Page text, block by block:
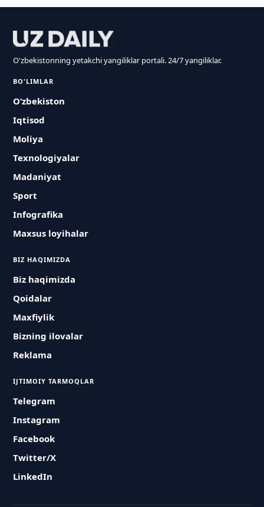
O'zbekistonning yetakchi yangiliklar portali. 24/7 yangiliklar.
BO'LIMLAR
O‘zbekiston
Iqtisod
Moliya
Texnologiyalar
Madaniyat
Sport
Infografika
Maxsus loyihalar
BIZ HAQIMIZDA
Biz haqimizda
Qoidalar
Maxfiylik
Bizning ilovalar
Reklama
IJTIMOIY TARMOQLAR
Telegram
Instagram
Facebook
Twitter/X
LinkedIn